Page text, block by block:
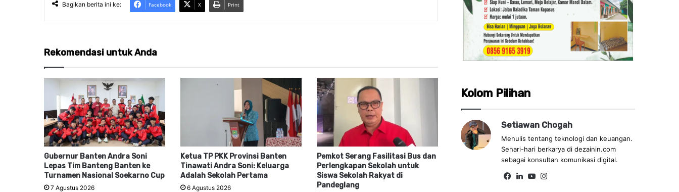
Bagikan berita ini ke: Facebook X Print
Rekomendasi untuk Anda
Gubernur Banten Andra Soni
Lepas Tim Banteng Banten ke
Turnamen Nasional Soekarno Cup
7 Agustus 2026
Ketua TP PKK Provinsi Banten
Tinawati Andra Soni: Keluarga
Adalah Sekolah Pertama
6 Agustus 2026
Pemkot Serang Fasilitasi Bus dan
Perlengkapan Sekolah untuk
Siswa Sekolah Rakyat di
Pandeglang
Kolom Pilihan
Setiawan Chogah
Menulis tentang teknologi dan keuangan.
Sehari-hari berkarya di dezainin.com
sebagai konsultan komunikasi digital.
Fa Lin Yo